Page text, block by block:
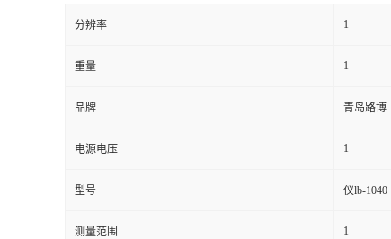
分辨率 1
重量 1
品牌 青岛路博
电源电压 1
型号 仪lb-1040
测量范围 1